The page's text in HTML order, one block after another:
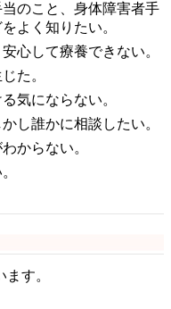
のこと、身体障害者手
よく知りたい。
心して療養できない。
た。
気にならない。
し誰かに相談したい。
からない。
す。